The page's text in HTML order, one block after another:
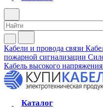
Кабели и провода связи
пожарной сигнализации
Кабель высокого напряжения
Каталог